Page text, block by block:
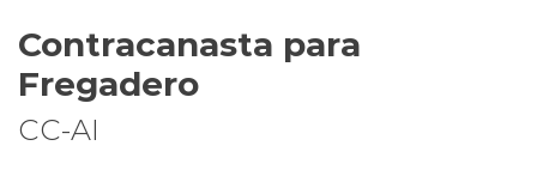
Contracanasta para
Fregadero
CC-AI